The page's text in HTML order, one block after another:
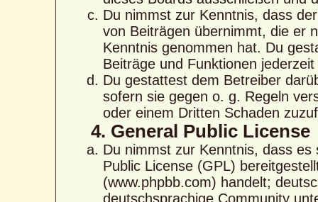
Du nimmst zur Kenntnis, dass
von Beiträgen übernimmt, die er
Kenntnis genommen hat. Du
Beiträge und Funktionen
Du gestattest dem Betreiber
sofern sie gegen o. g. Regeln
oder einem Dritten Schaden
4. General Public License
Du nimmst zur Kenntnis, dass
Public License (GPL)
(www.phpbb.com) handelt;
deutschsprachige Community